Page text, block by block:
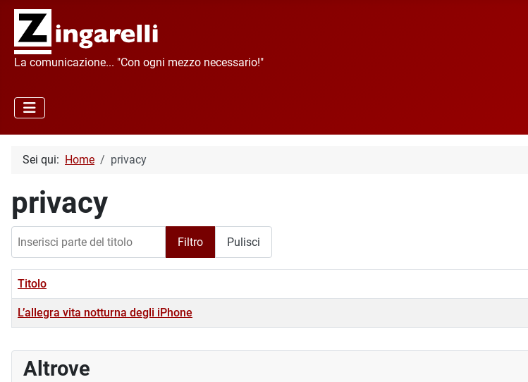
La comunicazione... "Con ogni mezzo necessario!"
Sei qui: Home privacy
privacy
Filtro Pulisci
Titolo
L’allegra vita notturna degli iPhone
Altrove